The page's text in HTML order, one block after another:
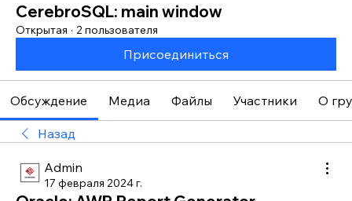
CerebroSQL: main window
Открытая · 2 пользователя
Присоединиться
Обсуждение Медиа Файлы Участники О
Назад
Admin
17 февраля 2024 г.